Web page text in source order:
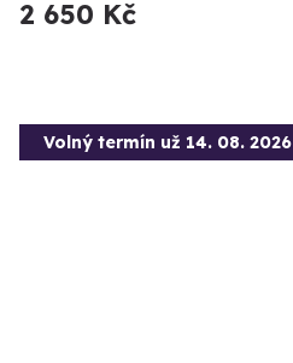
2 650 Kč
Volný termín už 14. 08. 2026